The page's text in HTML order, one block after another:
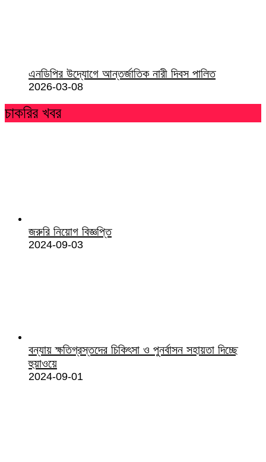
এনডিপির উদ্যোগে আন্তর্জাতিক নারী দিবস পালিত
2026-03-08
চাকরির খবর
জরুরি নিয়োগ বিজ্ঞপ্তি
2024-09-03
বন্যায় ক্ষতিগ্রস্তদের চিকিৎসা ও পুনর্বাসন সহায়তা দিচ্ছে
হুয়াওয়ে
2024-09-01